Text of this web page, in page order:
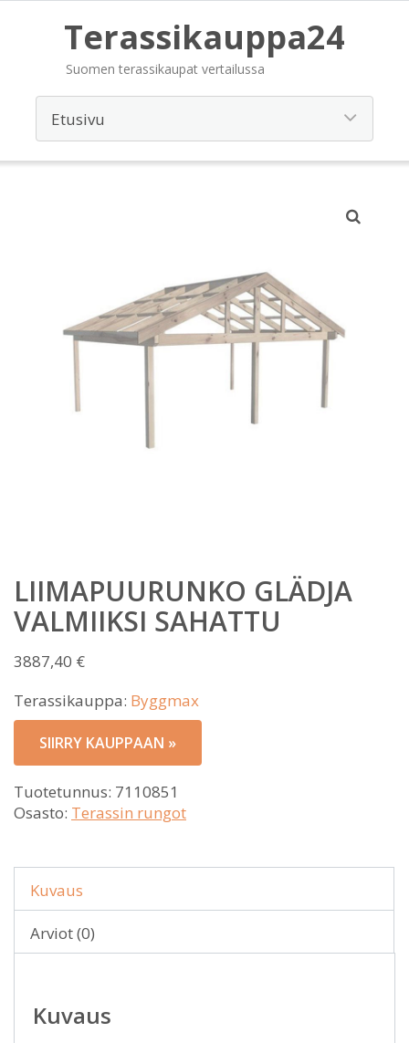
Terassikauppa24
Suomen terassikaupat vertailussa
LIIMAPUURUNKO GLÄDJA
VALMIIKSI SAHATTU
3887,40 €
Terassikauppa: Byggmax
SIIRRY KAUPPAAN »
Tuotetunnus: 7110851
Osasto: Terassin rungot
Kuvaus
Arviot (0)
Kuvaus